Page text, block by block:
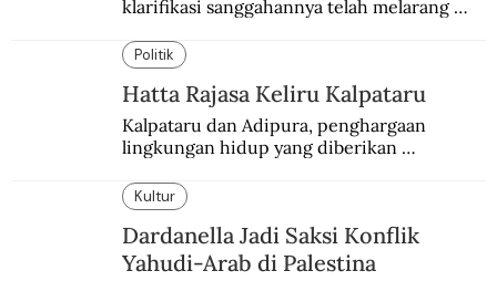
klarifikasi sanggahannya telah melarang
Malang.
Politik
Hatta Rajasa Keliru Kalpataru
Kalpataru dan Adipura, penghargaan
lingkungan hidup yang diberikan
yang berbeda.
Kultur
Dardanella Jadi Saksi Konflik
Yahudi-Arab di Palestina